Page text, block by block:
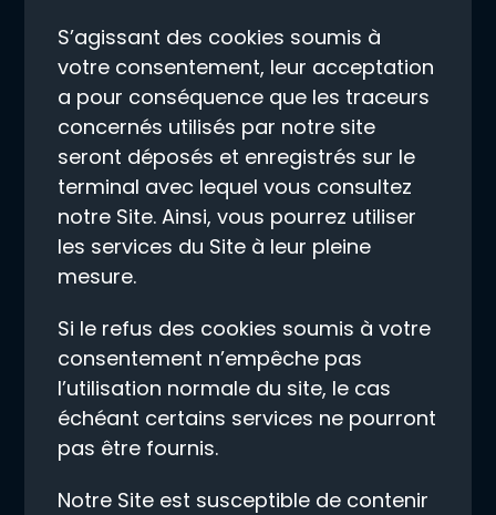
S’agissant des cookies soumis à
votre consentement, leur acceptation
a pour conséquence que les traceurs
concernés utilisés par notre site
seront déposés et enregistrés sur le
terminal avec lequel vous consultez
notre Site. Ainsi, vous pourrez utiliser
les services du Site à leur pleine
mesure.
Si le refus des cookies soumis à votre
consentement n’empêche pas
l’utilisation normale du site, le cas
échéant certains services ne pourront
pas être fournis.
Notre Site est susceptible de contenir